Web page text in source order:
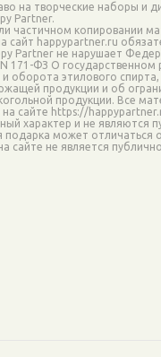
на творческие наборы и
Partner.
частичном копировании
сайт happypartner.ru
Partner не нарушает
171-ФЗ О государственном
и оборота этилового
продукции и об
продукции. Все
сайте https://
характер и не являются
подарка может отличаться
сайте не является